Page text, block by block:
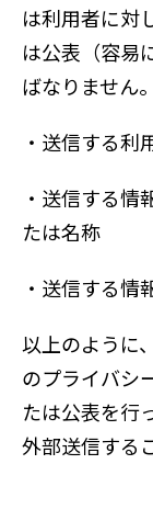
は利用者に対
は公表（容易
ばなりません。
・送信する利
・送信する情
たは名称
・送信する情
以上のように
のプライバシ
たは公表を行
外部送信する